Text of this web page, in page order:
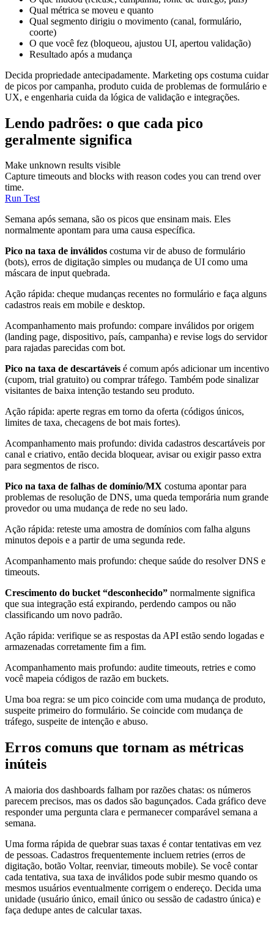
Qual métrica se moveu e quanto
Qual segmento dirigiu o movimento (canal, formulário,
coorte)
O que você fez (bloqueou, ajustou UI, apertou validação)
Resultado após a mudança
Decida propriedade antecipadamente. Marketing ops costuma cuidar
de picos por campanha, produto cuida de problemas de formulário e
UX, e engenharia cuida da lógica de validação e integrações.
Lendo padrões: o que cada pico
geralmente significa
Make unknown results visible
Capture timeouts and blocks with reason codes you can trend over
time.
Run Test
Semana após semana, são os picos que ensinam mais. Eles
normalmente apontam para uma causa específica.
Pico na taxa de inválidos costuma vir de abuso de formulário
(bots), erros de digitação simples ou mudança de UI como uma
máscara de input quebrada.
Ação rápida: cheque mudanças recentes no formulário e faça alguns
cadastros reais em mobile e desktop.
Acompanhamento mais profundo: compare inválidos por origem
(landing page, dispositivo, país, campanha) e revise logs do servidor
para rajadas parecidas com bot.
Pico na taxa de descartáveis é comum após adicionar um incentivo
(cupom, trial gratuito) ou comprar tráfego. Também pode sinalizar
visitantes de baixa intenção testando seu produto.
Ação rápida: aperte regras em torno da oferta (códigos únicos,
limites de taxa, checagens de bot mais fortes).
Acompanhamento mais profundo: divida cadastros descartáveis por
canal e criativo, então decida bloquear, avisar ou exigir passo extra
para segmentos de risco.
Pico na taxa de falhas de domínio/MX costuma apontar para
problemas de resolução de DNS, uma queda temporária num grande
provedor ou uma mudança de rede no seu lado.
Ação rápida: reteste uma amostra de domínios com falha alguns
minutos depois e a partir de uma segunda rede.
Acompanhamento mais profundo: cheque saúde do resolver DNS e
timeouts.
Crescimento do bucket “desconhecido” normalmente significa
que sua integração está expirando, perdendo campos ou não
classificando um novo padrão.
Ação rápida: verifique se as respostas da API estão sendo logadas e
armazenadas corretamente fim a fim.
Acompanhamento mais profundo: audite timeouts, retries e como
você mapeia códigos de razão em buckets.
Uma boa regra: se um pico coincide com uma mudança de produto,
suspeite primeiro do formulário. Se coincide com mudança de
tráfego, suspeite de intenção e abuso.
Erros comuns que tornam as métricas
inúteis
A maioria dos dashboards falham por razões chatas: os números
parecem precisos, mas os dados são bagunçados. Cada gráfico deve
responder uma pergunta clara e permanecer comparável semana a
semana.
Uma forma rápida de quebrar suas taxas é contar tentativas em vez
de pessoas. Cadastros frequentemente incluem retries (erros de
digitação, botão Voltar, reenviar, timeouts mobile). Se você contar
cada tentativa, sua taxa de inválidos pode subir mesmo quando os
mesmos usuários eventualmente corrigem o endereço. Decida uma
unidade (usuário único, email único ou sessão de cadastro única) e
faça dedupe antes de calcular taxas.